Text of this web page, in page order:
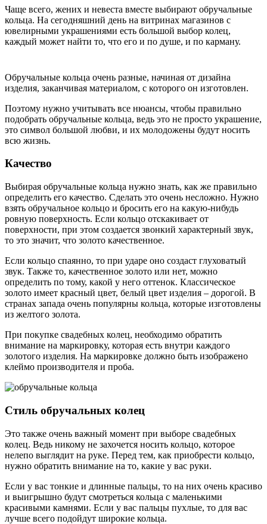
Чаще всего, жених и невеста вместе выбирают обручальные
кольца. На сегодняшний день на витринах магазинов с
ювелирными украшениями есть большой выбор колец,
каждый может найти то, что его и по душе, и по карману.
Обручальные кольца очень разные, начиная от дизайна
изделия, заканчивая материалом, с которого он изготовлен.
Поэтому нужно учитывать все нюансы, чтобы правильно
подобрать обручальные кольца, ведь это не просто украшение,
это символ большой любви, и их молодожены будут носить
всю жизнь.
Качество
Выбирая обручальные кольца нужно знать, как же правильно
определить его качество. Сделать это очень несложно. Нужно
взять обручальное кольцо и бросить его на какую-нибудь
ровную поверхность. Если кольцо отскакивает от
поверхности, при этом создается звонкий характерный звук,
то это значит, что золото качественное.
Если кольцо спаянно, то при ударе оно создаст глуховатый
звук. Также то, качественное золото или нет, можно
определить по тому, какой у него оттенок. Классическое
золото имеет красный цвет, белый цвет изделия – дорогой. В
странах запада очень популярны кольца, которые изготовлены
из желтого золота.
При покупке свадебных колец, необходимо обратить
внимание на маркировку, которая есть внутри каждого
золотого изделия. На маркировке должно быть изображено
клеймо производителя и проба.
Стиль обручальных колец
Это также очень важный момент при выборе свадебных
колец. Ведь никому не захочется носить кольцо, которое
нелепо выглядит на руке. Перед тем, как приобрести кольцо,
нужно обратить внимание на то, какие у вас руки.
Если у вас тонкие и длинные пальцы, то на них очень красиво
и выигрышно будут смотреться кольца с маленькими
красивыми камнями. Если у вас пальцы пухлые, то для вас
лучше всего подойдут широкие кольца.